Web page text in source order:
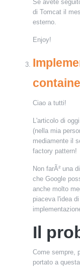
Se avete
di Tomcat il
esterno.
Enjoy!
Ciao a tutti!
L'articolo di
(nella mia
mediamente il
factory pattern!
Non farÃ² una
che Google
anche molto
piaceva l'idea
Il
Come sempre,
portato a